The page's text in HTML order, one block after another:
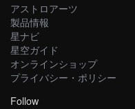
アストロアーツ
製品情報
星ナビ
星空ガイド
オンラインショップ
プライバシー・ポリシー
Follow